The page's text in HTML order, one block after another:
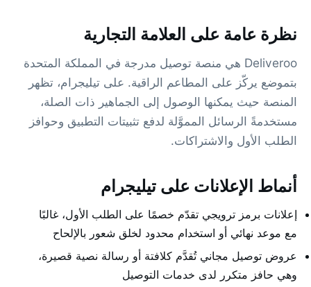
نظرة عامة على العلامة التجارية
Deliveroo هي منصة توصيل مدرجة في المملكة المتحدة
بتموضع يركّز على المطاعم الراقية. على تيليجرام، تظهر
المنصة حيث يمكنها الوصول إلى الجماهير ذات الصلة،
مستخدمةً الرسائل المموَّلة لدفع تثبيتات التطبيق وحوافز
الطلب الأول والاشتراكات.
أنماط الإعلانات على تيليجرام
إعلانات برمز ترويجي تقدّم خصمًا على الطلب الأول، غالبًا
مع موعد نهائي أو استخدام محدود لخلق شعور بالإلحاح
عروض توصيل مجاني تُقدَّم كلافتة أو رسالة نصية قصيرة،
وهي حافز متكرر لدى خدمات التوصيل